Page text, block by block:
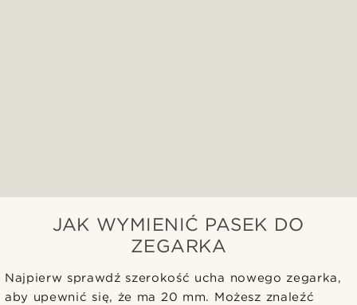
JAK WYMIENIĆ PASEK DO
ZEGARKA
Najpierw sprawdź szerokość ucha nowego zegarka,
aby upewnić się, że ma 20 mm. Możesz znaleźć